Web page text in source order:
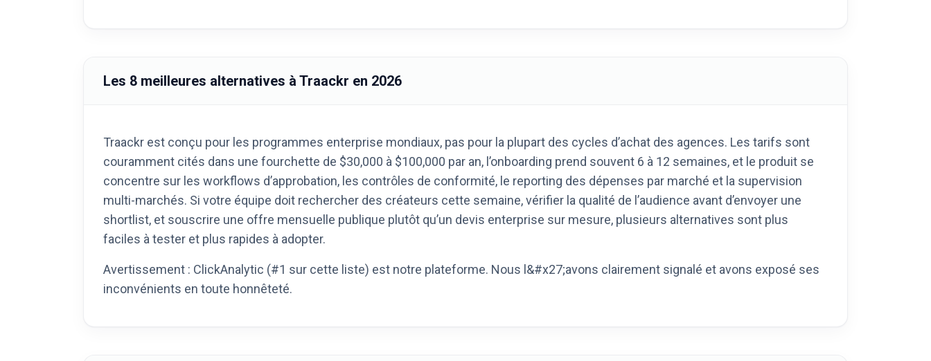
Les 8 meilleures alternatives à Traackr en 2026
Traackr est conçu pour les programmes enterprise mondiaux, pas pour la plupart des cycles d’achat des agences. Les tarifs sont
couramment cités dans une fourchette de $30,000 à $100,000 par an, l’onboarding prend souvent 6 à 12 semaines, et le produit se
concentre sur les workflows d’approbation, les contrôles de conformité, le reporting des dépenses par marché et la supervision
multi-marchés. Si votre équipe doit rechercher des créateurs cette semaine, vérifier la qualité de l’audience avant d’envoyer une
shortlist, et souscrire une offre mensuelle publique plutôt qu’un devis enterprise sur mesure, plusieurs alternatives sont plus
faciles à tester et plus rapides à adopter.
Avertissement : ClickAnalytic (#1 sur cette liste) est notre plateforme. Nous l&#x27;avons clairement signalé et avons exposé ses
inconvénients en toute honnêteté.